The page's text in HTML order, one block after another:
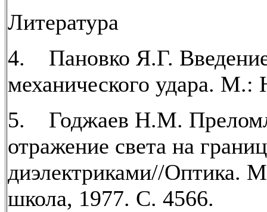
Литература
4. Пановко Я.Г.
механического удара. М.:
5. Годжаев Н.М.
отражение света на
диэлектриками//Оптика.
школа, 1977. С. 4566.